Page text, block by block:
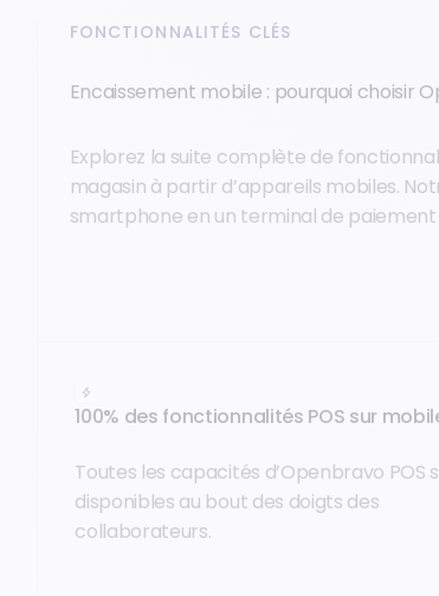
FONCTIONNALITÉS CLÉS
Encaissement mobile : pourquoi choisir
Explorez la suite complète de
magasin à partir d’appareils mobiles.
smartphone en un terminal de paiement
100% des fonctionnalités POS sur
Toutes les capacités d’Openbravo POS
disponibles au bout des doigts des
collaborateurs.